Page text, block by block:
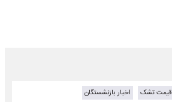
قیمت تشک
اخبار بازنشستگان